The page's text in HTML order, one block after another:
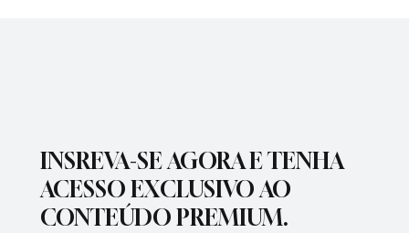
INSREVA-SE AGORA E TENHA
ACESSO EXCLUSIVO AO
CONTEÚDO PREMIUM.